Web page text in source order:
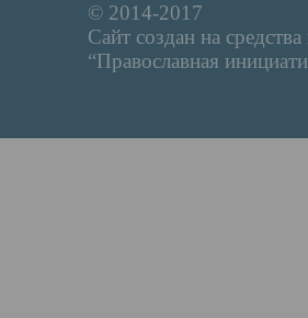
© 2014-2017
Сайт создан на
“Православная